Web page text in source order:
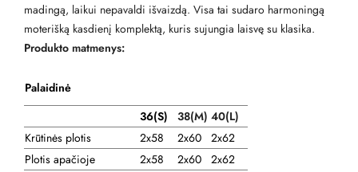
madingą, laikui nepavaldi išvaizdą. Visa tai sudaro harmoningą
moterišką kasdienį komplektą, kuris sujungia laisvę su klasika.
Produkto matmenys:
Palaidinė
36(S)
38(M) 40(L)
Krūtinės plotis
2x58 2x60 2x62
Plotis apačioje
2x58 2x60 2x62